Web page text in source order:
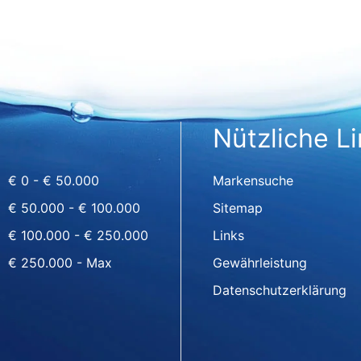
€ 0 - € 50.000
€ 50.000 - € 100.000
€ 100.000 - € 250.000
€ 250.000 - Max
Nützliche
Markensuche
Sitemap
Links
Gewährleistung
Datenschutzerklärung